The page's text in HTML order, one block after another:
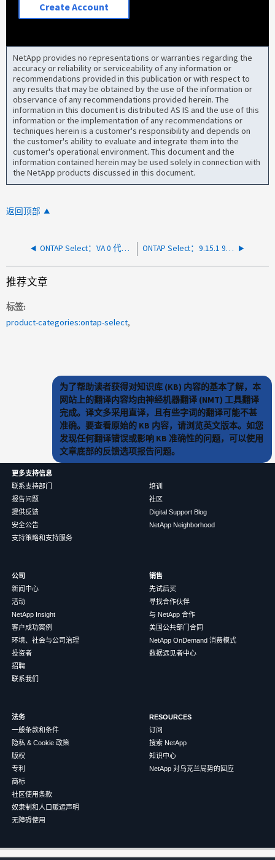
Create Account
NetApp provides no representations or warranties regarding the
accuracy or reliability or serviceability of any information or
recommendations provided in this publication or with respect to
any results that may be obtained by the use of the information or
observance of any recommendations provided herein. The
information in this document is distributed AS IS and the use of this
information or the implementation of any recommendations or
techniques herein is a customer's responsibility and depends on
the customer's ability to evaluate and integrate them into the
customer's operational environment. This document and the
information contained herein may be used solely in connection with
the NetApp products discussed in this document.
返回顶部
ONTAP Select：VA 0 代码 0 cs:rip 0x20:0xffffffff8c5e40bb 在版本 9.14.1P4 (C) 的 SK 进程 wafl_exempt05 中 ONTAP Select：9.15.1 9.15.1.中的重复集群切换连接Dedgraded_Alerts
推荐文章
标签
product-categories:ontap-select
为了帮助读者获得对知识库 (KB) 内容的基本了解，本
网站上的翻译内容均由神经机器翻译 (NMT) 工具翻译
完成。译文多采用直译，且有些字词的翻译可能不甚
准确。要查看原始的 KB 内容，请浏览英文版本。如您
发现任何翻译错误或影响 KB 准确性的问题，可以使用
文章底部的反馈选项报告问题。
更多支持信息
联系支持部门
报告问题
提供反馈
安全公告
支持策略和支持服务
培训
社区
Digital Support Blog
NetApp Neighborhood
公司
新闻中心
活动
NetApp Insight
客户成功案例
环境、社会与公司治理
投资者
招聘
联系我们
销售
先试后买
寻找合作伙伴
与 NetApp 合作
美国公共部门合同
NetApp OnDemand 消费模式
数据远见者中心
法务
一般条款和条件
隐私 & Cookie 政策
版权
专利
商标
社区使用条款
奴隶制和人口贩运声明
无障碍使用
RESOURCES
订阅
搜索 NetApp
知识中心
NetApp 对乌克兰局势的回应